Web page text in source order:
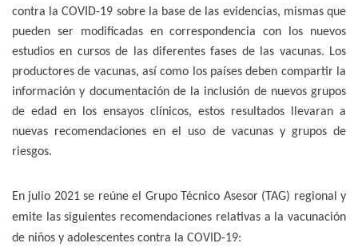
contra la COVID-19 sobre la base de las evidencias, mismas que
pueden ser modificadas en correspondencia con los nuevos
estudios en cursos de las diferentes fases de las vacunas. Los
productores de vacunas, así como los países deben compartir la
información y documentación de la inclusión de nuevos grupos
de edad en los ensayos clínicos, estos resultados llevaran a
nuevas recomendaciones en el uso de vacunas y grupos de
riesgos.
En julio 2021 se reúne el Grupo Técnico Asesor (TAG) regional y
emite las siguientes recomendaciones relativas a la vacunación
de niños y adolescentes contra la COVID-19: